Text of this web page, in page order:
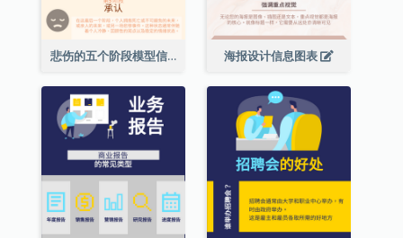
悲伤的五个阶段模型信息图表 海报设计信息图表